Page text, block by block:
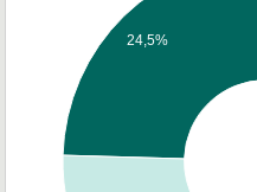
24,5%